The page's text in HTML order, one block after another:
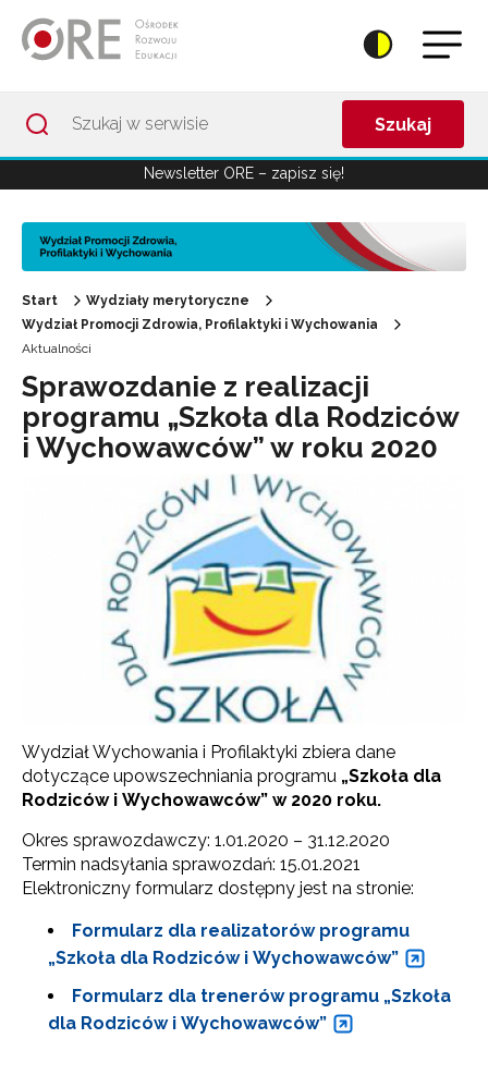
Szukaj
Newsletter ORE – zapisz się!
Start
Wydziały merytoryczne
Wydział Promocji Zdrowia, Profilaktyki i Wychowania
Aktualności
Sprawozdanie z realizacji
programu „Szkoła dla Rodziców
i Wychowawców” w roku 2020
Wydział Wychowania i Profilaktyki zbiera dane
dotyczące upowszechniania programu „Szkoła dla
Rodziców i Wychowawców” w 2020 roku.
Okres sprawozdawczy: 1.01.2020 – 31.12.2020
Termin nadsyłania sprawozdań: 15.01.2021
Elektroniczny formularz dostępny jest na stronie:
Formularz dla realizatorów programu
„Szkoła dla Rodziców i Wychowawców”
Formularz dla trenerów programu „Szkoła
dla Rodziców i Wychowawców”